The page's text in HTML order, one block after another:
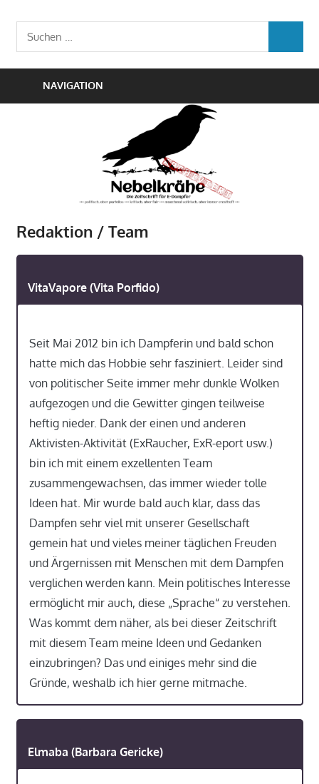
Inhalt
springen
Die
Zeitschrift
Suchen
nach:
NAVIGATION
Redaktion / Team
VitaVapore (Vita Porfido)
Seit Mai 2012 bin ich Dampferin und bald schon
hatte mich das Hobbie sehr fasziniert. Leider sind
von politischer Seite immer mehr dunkle Wolken
aufgezogen und die Gewitter gingen teilweise
heftig nieder. Dank der einen und anderen
Aktivisten-Aktivität (ExRaucher, ExR-eport usw.)
bin ich mit einem exzellenten Team
zusammengewachsen, das immer wieder tolle
Ideen hat. Mir wurde bald auch klar, dass das
Dampfen sehr viel mit unserer Gesellschaft
gemein hat und vieles meiner täglichen Freuden
und Ärgernissen mit Menschen mit dem Dampfen
verglichen werden kann. Mein politisches Interesse
ermöglicht mir auch, diese „Sprache“ zu verstehen.
Was kommt dem näher, als bei dieser Zeitschrift
mit diesem Team meine Ideen und Gedanken
einzubringen? Das und einiges mehr sind die
Gründe, weshalb ich hier gerne mitmache.
Elmaba (Barbara Gericke)